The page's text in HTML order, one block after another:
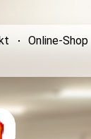
Online-Shop